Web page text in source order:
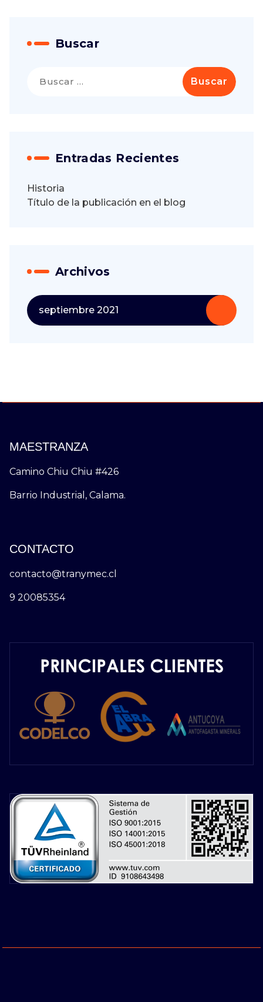
Buscar
Entradas Recientes
Historia
Título de la publicación en el blog
Archivos
septiembre 2021
MAESTRANZA
Camino Chiu Chiu #426
Barrio Industrial, Calama.
CONTACTO
contacto@tranymec.cl
9 20085354